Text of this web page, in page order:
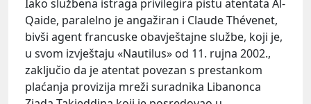
Iako službena istraga privilegira pistu atentata Al-
Qaide, paralelno je angažiran i Claude Thévenet,
bivši agent francuske obavještajne službe, koji je,
u svom izvještaju «Nautilus» od 11. rujna 2002.,
zaključio da je atentat povezan s prestankom
plaćanja provizija mreži suradnika Libanonca